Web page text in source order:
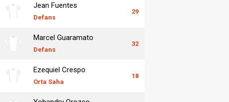
Jean Fuentes
Defans
29
Marcel Guaramato
Defans
32
Ezequiel Crespo
Orta Saha
18